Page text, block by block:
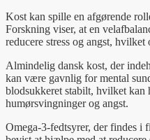
Kost kan spille en afgørende
Forskning viser, at en
reducere stress og angst,
Almindelig dansk kost, der
kan være gavnlig for mental
blodsukkeret stabilt, hvilket
humørsvingninger og angst.
Omega-3-fedtsyrer, der findes i